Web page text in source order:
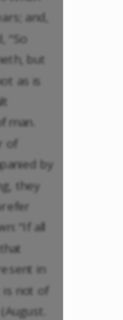
and,
“So
but
as is
man.
of
by
they
“If all
in
is not of